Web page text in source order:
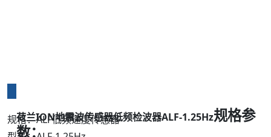
荷兰ION地震波传感器低频检波器ALF-1.25Hz规格参
数：
规格：ALF低频速度传感器